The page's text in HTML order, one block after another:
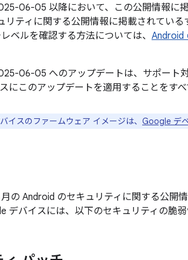
06-05 以降において、この公開情報に
リティに関する公開情報に掲載されてい
ベルを確認する方法については、 Android
06-05 へのアップデートは、サポート
にこのアップデートを適用することをすべ
イスのファームウェア イメージは、 Google デ
の Android のセキュリティに関する公開
デバイスには、以下のセキュリティの脆